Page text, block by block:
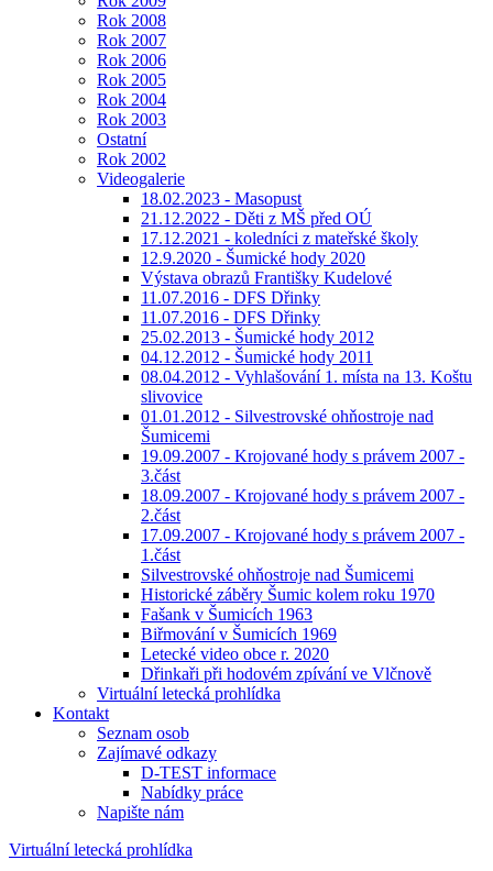
Rok 2008
Rok 2007
Rok 2006
Rok 2005
Rok 2004
Rok 2003
Ostatní
Rok 2002
Videogalerie
18.02.2023 - Masopust
21.12.2022 - Děti z MŠ před OÚ
17.12.2021 - koledníci z mateřské školy
12.9.2020 - Šumické hody 2020
Výstava obrazů Františky Kudelové
11.07.2016 - DFS Dřinky
11.07.2016 - DFS Dřinky
25.02.2013 - Šumické hody 2012
04.12.2012 - Šumické hody 2011
08.04.2012 - Vyhlašování 1. místa na 13. Koštu
slivovice
01.01.2012 - Silvestrovské ohňostroje nad
Šumicemi
19.09.2007 - Krojované hody s právem 2007 -
3.část
18.09.2007 - Krojované hody s právem 2007 -
2.část
17.09.2007 - Krojované hody s právem 2007 -
1.část
Silvestrovské ohňostroje nad Šumicemi
Historické záběry Šumic kolem roku 1970
Fašank v Šumicích 1963
Biřmování v Šumicích 1969
Letecké video obce r. 2020
Dřinkaři při hodovém zpívání ve Vlčnově
Virtuální letecká prohlídka
Kontakt
Seznam osob
Zajímavé odkazy
D-TEST informace
Nabídky práce
Napište nám
Virtuální letecká prohlídka